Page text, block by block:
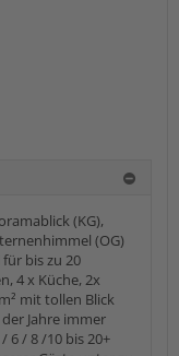
(KG),
(OG)
bis zu 20
4 x Küche, 2x
mit tollen Blick
Jahre immer
6 / 8 /10 bis 20+